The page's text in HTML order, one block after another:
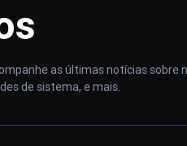
as últimas notícias sobre
de sistema, e mais.